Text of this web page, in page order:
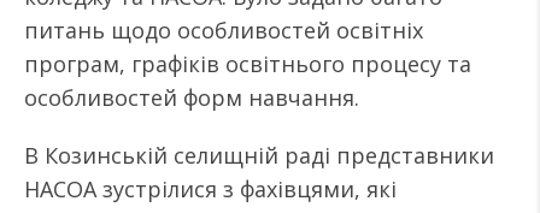
питань щодо особливостей освітніх
програм, графіків освітнього процесу та
особливостей форм навчання.
В Козинській селищній раді представники
НАСОА зустрілися з фахівцями, які